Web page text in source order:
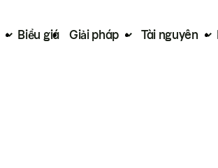
Biểu giá Giải pháp Tài nguyên